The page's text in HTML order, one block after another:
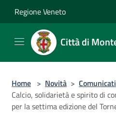
Regione Veneto
Città di
Home > Novità > Comunicati
Calcio, solidarietà e spirito di
per la settima edizione del